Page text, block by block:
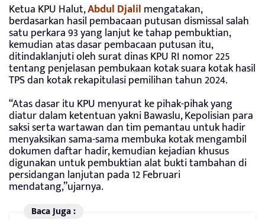
Ketua KPU Halut,Abdul Djalil mengatakan,
berdasarkan hasil pembacaan putusan dismissal salah
satu perkara 93 yang lanjut ke tahap pembuktian,
kemudian atas dasar pembacaan putusan itu,
ditindaklanjuti oleh surat dinas KPU RI nomor 225
tentang penjelasan pembukaan kotak suara kotak hasil
TPS dan kotak rekapitulasi pemilihan tahun 2024.
“Atas dasar itu KPU menyurat ke pihak-pihak yang
diatur dalam ketentuan yakni Bawaslu, Kepolisian para
saksi serta wartawan dan tim pemantau untuk hadir
menyaksikan sama-sama membuka kotak mengambil
dokumen daftar hadir, kemudian kejadian khusus
digunakan untuk pembuktian alat bukti tambahan di
persidangan lanjutan pada 12 Februari
mendatang,”ujarnya.
Baca Juga :